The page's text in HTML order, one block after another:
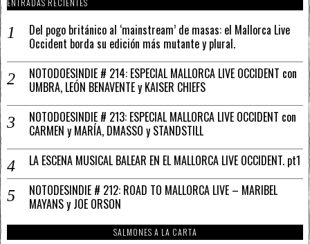
Del pogo británico al ‘mainstream’ de masas: el Mallorca Live
Occident borda su edición más mutante y plural.
NOTODOESINDIE # 214: ESPECIAL MALLORCA LIVE OCCIDENT con
UMBRA, LEÓN BENAVENTE y KAISER CHIEFS
NOTODOESINDIE # 213: ESPECIAL MALLORCA LIVE OCCIDENT con
CARMEN y MARÍA, DMASSO y STANDSTILL
LA ESCENA MUSICAL BALEAR EN EL MALLORCA LIVE OCCIDENT. pt1
NOTODESINDIE # 212: ROAD TO MALLORCA LIVE – MARIBEL
MAYANS y JOE ORSON
SALMONES A LA CARTA